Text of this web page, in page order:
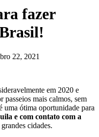
fazer
22, 2021
em 2020 e
passeios mais calmos, sem
uma ótima oportunidade para
e com contato com a
cidades.